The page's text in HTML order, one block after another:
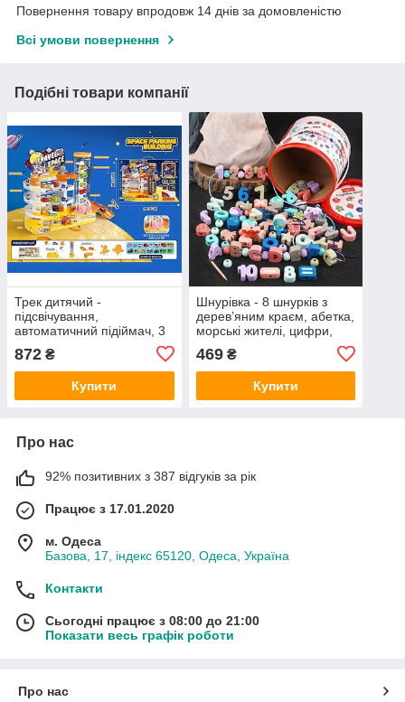
Повернення товару впродовж 14 днів за домовленістю
Всі умови повернення
Подібні товари компанії
Трек дитячий -
підсвічування,
автоматичний підіймач, 3
рівні, 4 машинки, рухливі
елементи, W 503-8
872 ₴
Купити
Шнурівка - 8 шнурків з
дерев’яним краєм, абетка,
морські жителі, цифри,
74420
469₴
Купити
Про нас
92% позитивних з 387 відгуків за рік
Працює з 17.01.2020
м. Одеса
Базова, 17, індекс 65120, Одеса, Україна
Контакти
Сьогодні працює з 08:00 до 21:00
Показати весь графік роботи
Про нас